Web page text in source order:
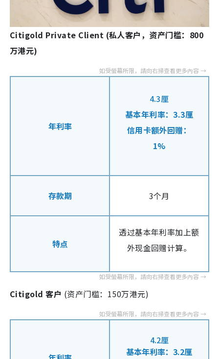
Citigold Private Client (私人客户，资产门槛：800
万港元)
年利率
4.3厘
基本年利率：3.3厘
信用卡额外回赠：
1%
存款期 3个月
特点
透过基本年利率加上额
外现金回赠计算。
Citigold 客户 (资产门槛：150万港元)
4.2厘
基本年利率：3.2厘